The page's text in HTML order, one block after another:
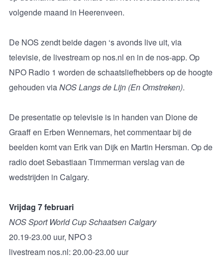
volgende maand in Heerenveen.
De NOS zendt beide dagen ‘s avonds live uit, via
televisie, de livestream op nos.nl en in de nos-app. Op
NPO Radio 1 worden de schaatsliefhebbers op de hoogte
gehouden viaNOS Langs de Lijn (En Omstreken).
De presentatie op televisie is in handen van Dione de
Graaff en Erben Wennemars, het commentaar bij de
beelden komt van Erik van Dijk en Martin Hersman. Op de
radio doet Sebastiaan Timmerman verslag van de
wedstrijden in Calgary.
Vrijdag 7 februari
NOS Sport World Cup Schaatsen Calgary
20.19-23.00 uur, NPO 3
livestream nos.nl: 20.00-23.00 uur